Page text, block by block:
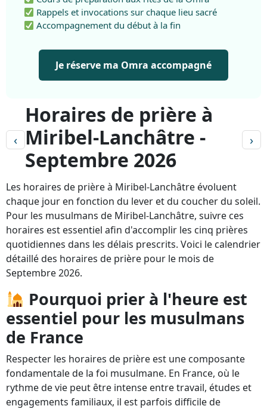
Rappels et invocations sur chaque lieu sacré
Accompagnement du début à la fin
Je réserve ma Omra accompagné
‹
Horaires de prière à
Miribel-Lanchâtre -
Septembre 2026
›
Les horaires de prière à Miribel-Lanchâtre évoluent
chaque jour en fonction du lever et du coucher du soleil.
Pour les musulmans de Miribel-Lanchâtre, suivre ces
horaires est essentiel afin d'accomplir les cinq prières
quotidiennes dans les délais prescrits. Voici le calendrier
détaillé des horaires de prière pour le mois de
Septembre 2026.
Pourquoi prier à l'heure est
essentiel pour les musulmans
de France
Respecter les horaires de prière est une composante
fondamentale de la foi musulmane. En France, où le
rythme de vie peut être intense entre travail, études et
engagements familiaux, il est parfois difficile de